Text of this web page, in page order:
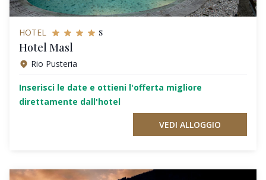
HOTEL s
Hotel Masl
Rio Pusteria
Inserisci le date e ottieni l'offerta migliore
direttamente dall'hotel
VEDI ALLOGGIO